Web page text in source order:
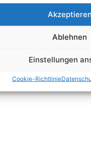
Ablehnen
Einstellungen
Cookie-Richtlinie